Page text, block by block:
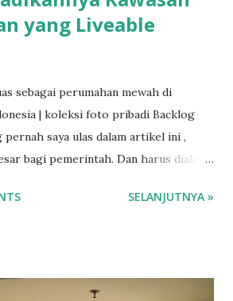
yang Liveable
sebagai perumahan mewah di
| koleksi foto pribadi Backlog
saya ulas dalam artikel ini ,
bagi pemerintah. Dan harus diakui,
pemerintah saja. Keterlibatan
satu pengembang perumahan
SELANJUTNYA »